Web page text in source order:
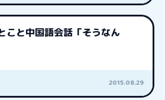
こと中国語会話「そうなん
2015.08.29